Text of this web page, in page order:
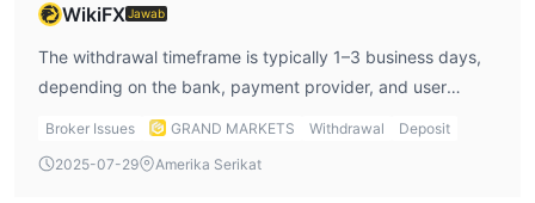
WikiFXJawab
The withdrawal timeframe is typically 1–3 business days,
depending on the bank, payment provider, and user
region. The platform uses segregated accounts and
transaction safety.
Broker Issues GRAND MARKETS Withdrawal
Deposit
2025-07-29
Amerika Serikat